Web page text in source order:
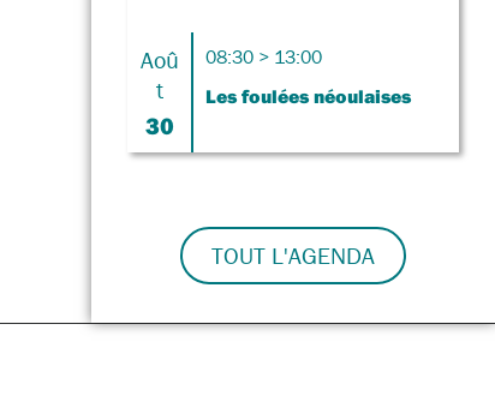
Aoû
t
30
08:30 > 13:00
Les foulées néoulaises
TOUT L'AGENDA